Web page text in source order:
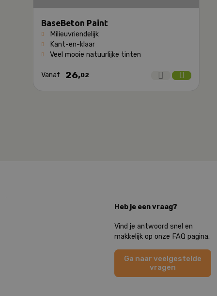
BaseBeton Paint
Milieuvriendelijk
Kant-en-klaar
Veel mooie natuurlijke tinten
Vanaf 26,02
Heb je een vraag?
Vind je antwoord snel en
makkelijk op onze FAQ pagina.
Ga naar veelgestelde
vragen